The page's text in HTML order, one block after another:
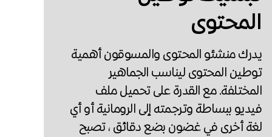
المحتوى
يدرك منشئو المحتوى والمسوقون أهمية
توطين المحتوى ليناسب الجماهير
المختلفة. مع القدرة على تحميل ملف
فيديو ببساطة وترجمته إلى الرومانية أو أي
لغة أخرى في غضون بضع دقائق ، تصبح